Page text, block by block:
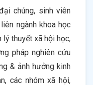
chúng, sinh viên
ngành khoa học
thuyết xã hội học,
pháp nghiên cứu
& ảnh hưởng kinh
các nhóm xã hội,